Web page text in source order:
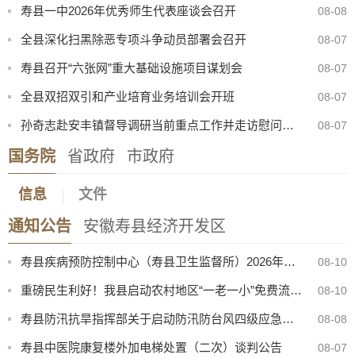
寿县一中2026年优秀师生代表座谈会召开 08-08
全县深化扫黑除恶专项斗争动员部署会召开 08-07
寿县召开“六张网”重大基础设施项目谋划会 08-07
全县双招双引和产业培育业务培训会开班 08-07
孙奇志赴安丰镇督导调研当前重点工作并走访慰问特困家庭 08-07
国务院 省政府 市政府
信息 文件
通知公告 安徽寿县经济开发区
2026年寿县公开选调高中教师专业测试成绩公告
寿县科技学校新校区食堂招募合作方公告
寿县疾病预防控制中心（寿县卫生监督所）2026年传染病核酸检测试剂及耗材询价通知书 08-10
重磅民生利好！我县启动农村地区“一老一小”免费流感疫苗接种需求摸底 08-10
寿县防汛抗旱指挥部关于启动防汛防台风四级应急响应的通知 08-08
寿县中医院康复楼外加电梯处置（二次）谈判公告 08-07